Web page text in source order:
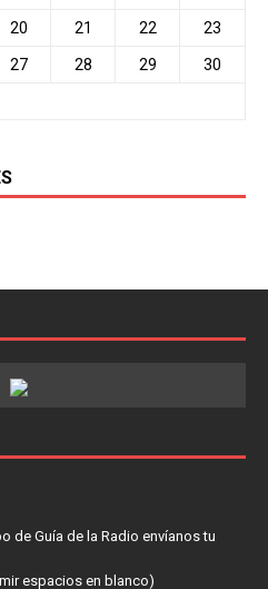
20 21 22 23
27 28 29 30
de Guía de la Radio envíanos tu
espacios en blanco)